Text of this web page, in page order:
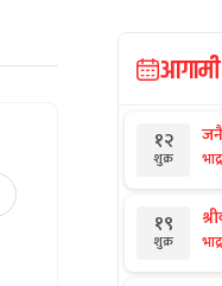
१२
शुक्र
जनै
१९
शुक्र